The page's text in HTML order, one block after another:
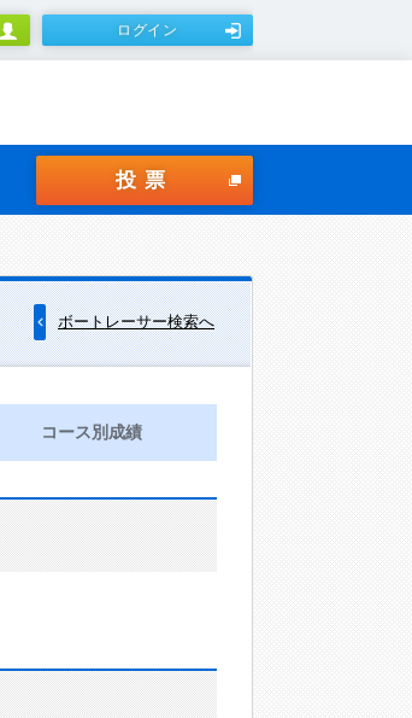
ログイン
投票
ボートレーサー検索へ
コース別成績